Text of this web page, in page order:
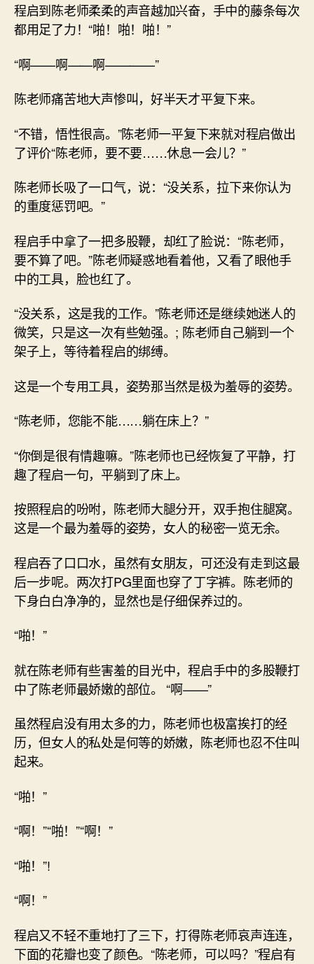
程启到陈老师柔柔的声音越加兴奋，手中的藤条每次
都用足了力！“啪！啪！啪！”
“啊——啊——啊————”
陈老师痛苦地大声惨叫，好半天才平复下来。
“不错，悟性很高。”陈老师一平复下来就对程启做出
了评价“陈老师，要不要……休息一会儿？”
陈老师长吸了一口气，说：“没关系，拉下来你认为
的重度惩罚吧。”
程启手中拿了一把多股鞭，却红了脸说：“陈老师，
要不算了吧。”陈老师疑惑地看着他，又看了眼他手
中的工具，脸也红了。
“没关系，这是我的工作。”陈老师还是继续她迷人的
微笑，只是这一次有些勉强。; 陈老师自己躺到一个
架子上，等待着程启的绑缚。
这是一个专用工具，姿势那当然是极为羞辱的姿势。
“陈老师，您能不能……躺在床上？”
“你倒是很有情趣嘛。”陈老师也已经恢复了平静，打
趣了程启一句，平躺到了床上。
按照程启的吩咐，陈老师大腿分开，双手抱住腿窝。
这是一个最为羞辱的姿势，女人的秘密一览无余。
程启吞了口口水，虽然有女朋友，可还没有走到这最
后一步呢。两次打PG里面也穿了丁字裤。陈老师的
下身白白净净的，显然也是仔细保养过的。
“啪！”
就在陈老师有些害羞的目光中，程启手中的多股鞭打
中了陈老师最娇嫩的部位。 “啊——”
虽然程启没有用太多的力，陈老师也极富挨打的经
历，但女人的私处是何等的娇嫩，陈老师也忍不住叫
起来。
“啪！”
“啊！”“啪！”“啊！”
“啪！”!
“啊！”
程启又不轻不重地打了三下，打得陈老师哀声连连，
下面的花瓣也变了颜色。“陈老师，可以吗？”程启有